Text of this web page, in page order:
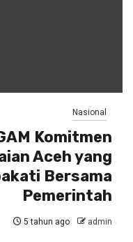
Nasional
Komitmen
Aceh yang
Bersama
Pemerintah
5 tahun ago admin